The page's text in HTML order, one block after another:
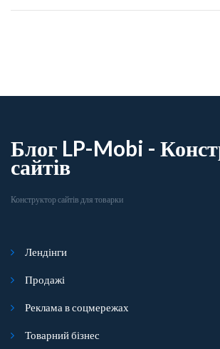
Блог LP-Mobi -
сайтів
Конструктор сайтів для товарки
Лендінги
Продажі
Реклама в соцмережах
Товарний бізнес